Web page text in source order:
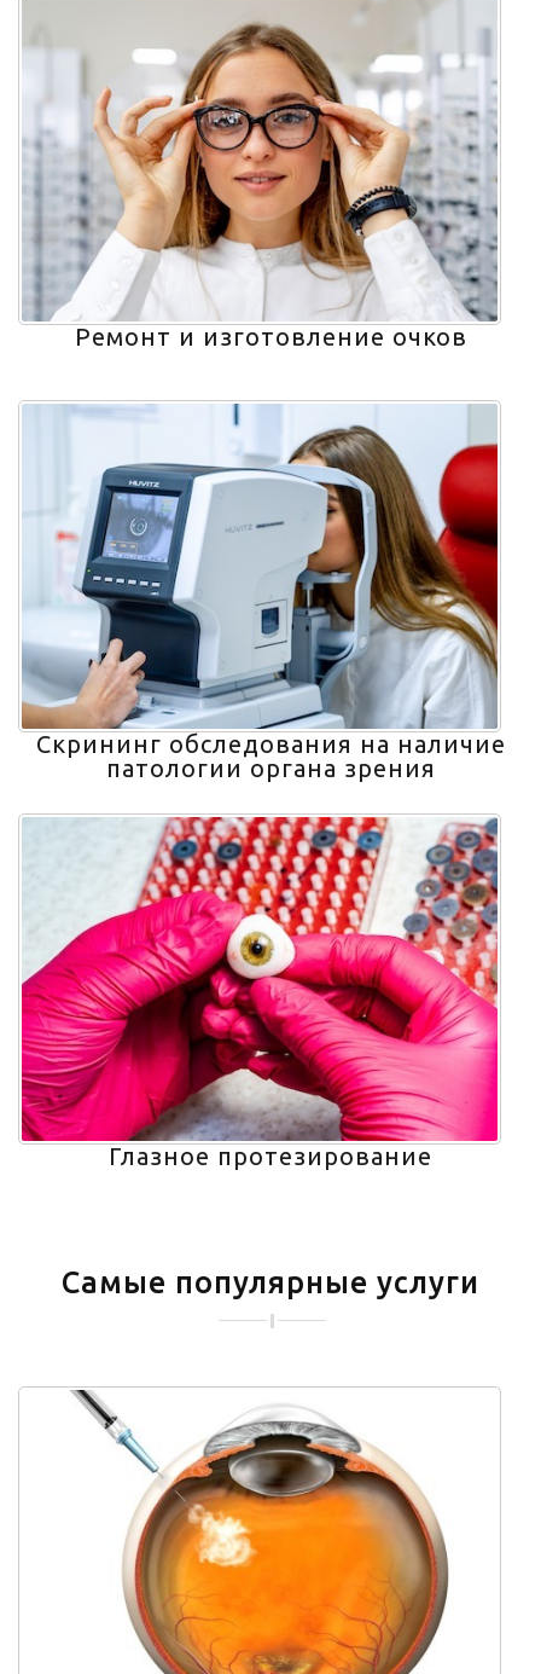
Ремонт и изготовление очков
Скрининг обследования на наличие
патологии органа зрения
Глазное протезирование
Самые популярные услуги